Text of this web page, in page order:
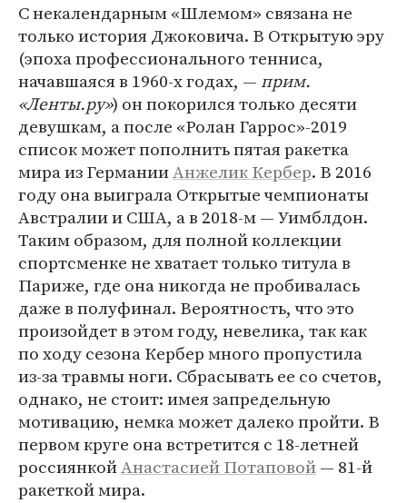
С некалендарным «Шлемом» связана не
только история Джоковича. В Открытую эру
(эпоха профессионального тенниса,
начавшаяся в 1960-х годах, — прим.
«Ленты.ру») он покорился только десяти
девушкам, а после «Ролан Гаррос»-2019
список может пополнить пятая ракетка
мира из ГерманииАнжелик Кербер. В 2016
году она выиграла Открытые чемпионаты
Австралии и США, а в 2018-м — Уимблдон.
Таким образом, для полной коллекции
спортсменке не хватает только титула в
Париже, где она никогда не пробивалась
даже в полуфинал. Вероятность, что это
произойдет в этом году, невелика, так как
по ходу сезона Кербер много пропустила
из-за травмы ноги. Сбрасывать ее со счетов,
однако, не стоит: имея запредельную
мотивацию, немка может далеко пройти. В
первом круге она встретится с 18-летней
россиянкойАнастасией Потаповой— 81-й
ракеткой мира.